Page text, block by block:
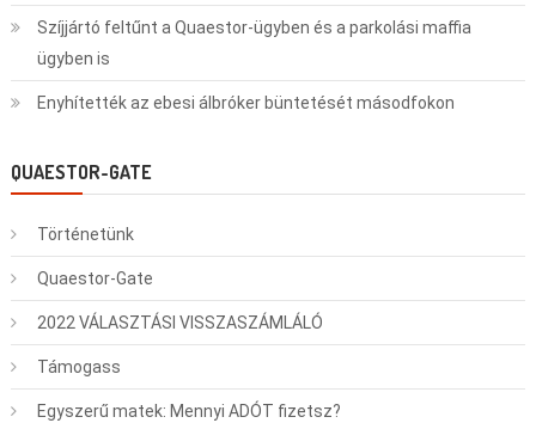
Szíjjártó feltűnt a Quaestor-ügyben és a parkolási maffia
ügyben is
Enyhítették az ebesi álbróker büntetését másodfokon
QUAESTOR-GATE
Történetünk
Quaestor-Gate
2022 VÁLASZTÁSI VISSZASZÁMLÁLÓ
Támogass
Egyszerű matek: Mennyi ADÓT fizetsz?